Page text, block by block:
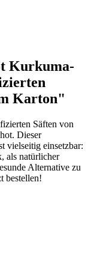
Kurkuma-
Karton"
Säften von
Dieser
vielseitig einsetzbar:
als natürlicher
Alternative zu
bestellen!